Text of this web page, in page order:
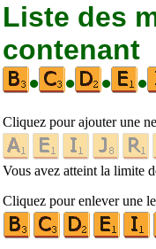
Liste des
contenant
•
• • •
Cliquez pour ajouter une
Vous avez atteint la limite
Cliquez pour enlever une